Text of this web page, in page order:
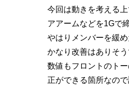
今回は動きを考える
アアームなどを1Gで
やはりメンバーを緩
かなり改善はありそう
数値もフロントのト
正ができる箇所なので